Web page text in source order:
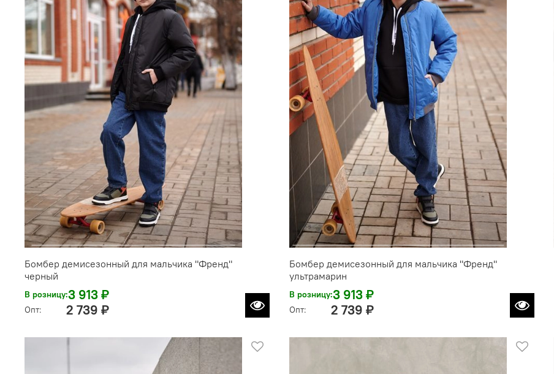
Бомбер демисезонный для мальчика "Френд"
черный
В розницу:3 913 ₽
Опт: 2 739 ₽
Бомбер демисезонный для мальчика "Френд"
ультрамарин
В розницу:3 913 ₽
Опт: 2 739 ₽